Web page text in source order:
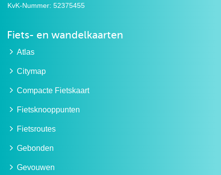
KvK-Nummer: 52375455
Fiets- en wandelkaarten
Atlas
Citymap
Compacte Fietskaart
Fietsknooppunten
Fietsroutes
Gebonden
Gevouwen